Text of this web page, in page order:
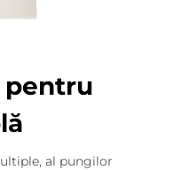
pentru
al pungilor